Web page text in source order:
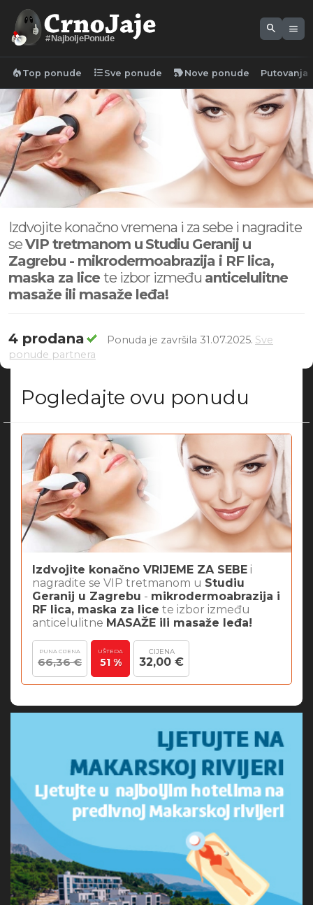
#NajboljePonude
search menu
local_fire_department Top ponude format_list_bulleted Sve ponude new_label Nove ponude Putovanja
Izdvojite konačno vremena i za sebe i nagradite
seVIP tretmanom u Studiu Geranij u
Zagrebu - mikrodermoabrazija i RF lica,
maska za lice te izbor između anticelulitne
masaže ili masaže leđa!
4 prodana Ponuda je završila 31.07.2025. Sve
ponude partnera
Pogledajte ovu ponudu
Izdvojite konačno VRIJEME ZA SEBE i
nagradite se VIP tretmanom u Studiu
Geranij u Zagrebu - mikrodermoabrazija i
RF lica, maska za lice te izbor između
anticelulitne MASAŽE ili masaže leđa!
PUNA CIJENA
66,36 €
UŠTEDA
51 %
CIJENA
32,00 €